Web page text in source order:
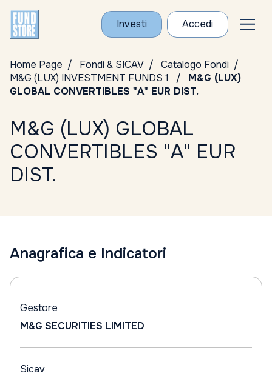
Investi Accedi
Home Page Fondi & SICAV
Catalogo Fondi
M&G (LUX) INVESTMENT FUNDS 1
M&G (LUX)
GLOBAL CONVERTIBLES "A" EUR DIST.
M&G (LUX) GLOBAL
CONVERTIBLES "A" EUR
DIST.
Anagrafica e Indicatori
Gestore
M&G SECURITIES LIMITED
Sicav